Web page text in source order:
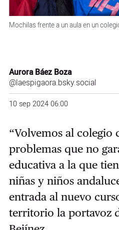
Mochilas frente a un aula en un
Aurora Báez Boza
@laespigaora.bsky.social
10 sep 2024 06:00
“Volvemos al colegio
problemas que no
educativa a la que
niñas y niños
entrada al nuevo
territorio la portavoz